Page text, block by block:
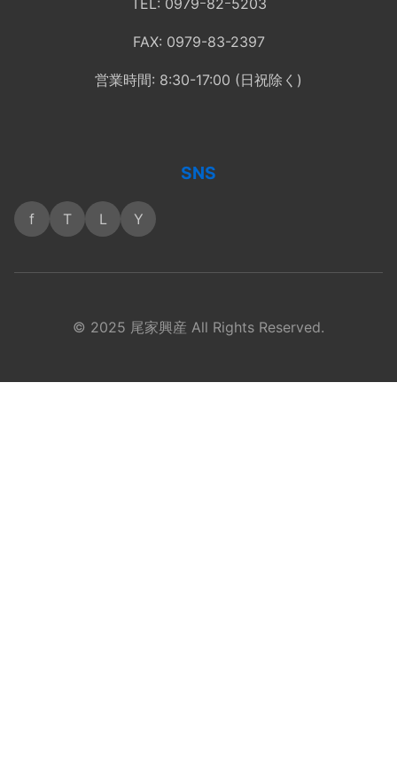
TEL: 0979ｰ82ｰ5203
FAX: 0979-83-2397
営業時間: 8:30-17:00 (日祝除く)
SNS
f T L Y
© 2025 尾家興産 All Rights Reserved.